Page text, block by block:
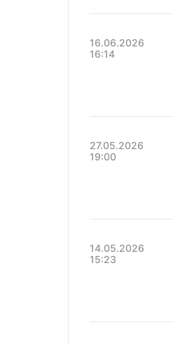
16.06.2026
16:14
27.05.2026
19:00
14.05.2026
15:23